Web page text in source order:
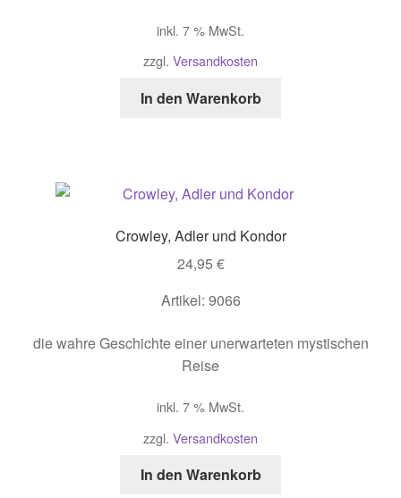
inkl. 7 % MwSt.
zzgl. Versandkosten
In den Warenkorb
Crowley, Adler und Kondor
24,95 €
Artikel: 9066
die wahre Geschichte einer unerwarteten mystischen
Reise
inkl. 7 % MwSt.
zzgl. Versandkosten
In den Warenkorb